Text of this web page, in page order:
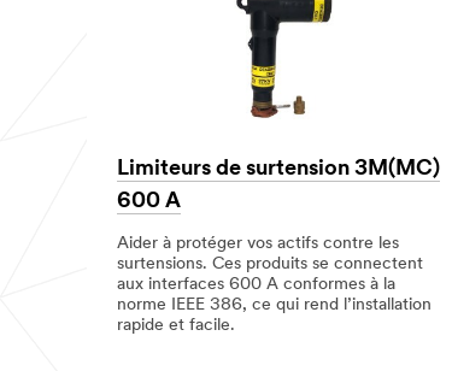
Limiteurs de surtension 3M(MC)
600 A
Aider à protéger vos actifs contre les
surtensions. Ces produits se connectent
aux interfaces 600 A conformes à la
norme IEEE 386, ce qui rend l’installation
rapide et facile.